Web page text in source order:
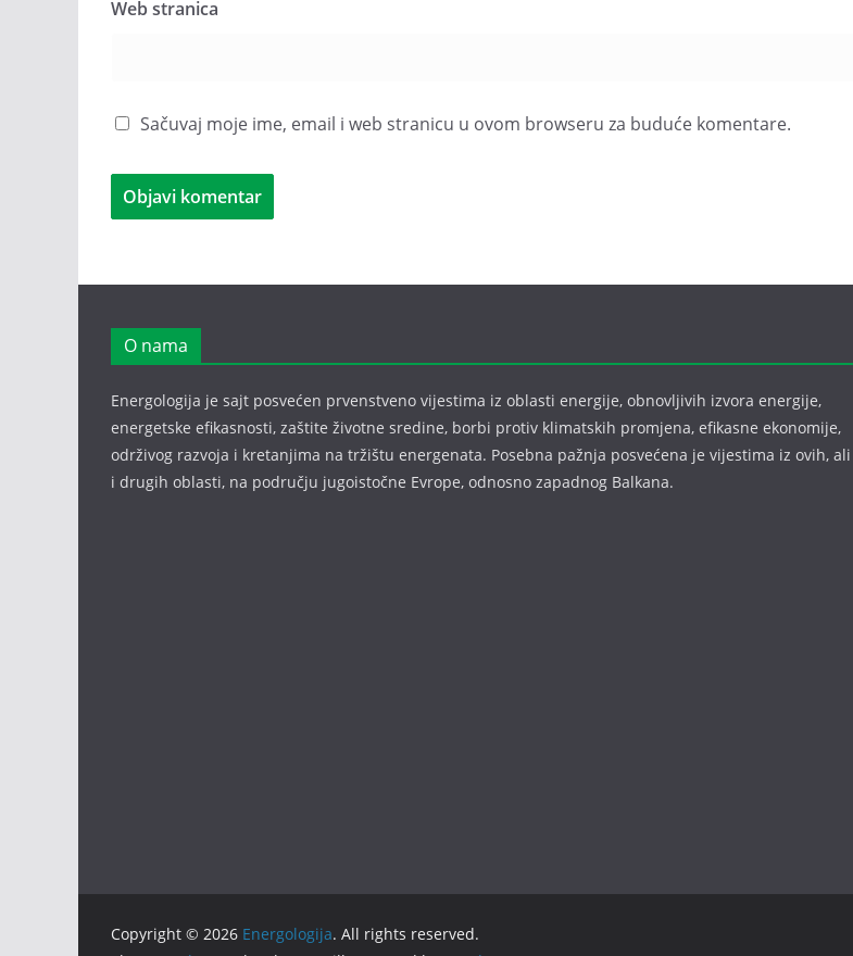
Web stranica
Sačuvaj moje ime, email i web stranicu u ovom browseru za buduće komentare.
O nama
Energologija je sajt posvećen prvenstveno vijestima iz oblasti energije, obnovljivih izvora energije,
energetske efikasnosti, zaštite životne sredine, borbi protiv klimatskih promjena, efikasne ekonomije,
održivog razvoja i kretanjima na tržištu energenata. Posebna pažnja posvećena je vijestima iz ovih, ali
i drugih oblasti, na području jugoistočne Evrope, odnosno zapadnog Balkana.
Copyright © 2026 Energologija. All rights reserved.